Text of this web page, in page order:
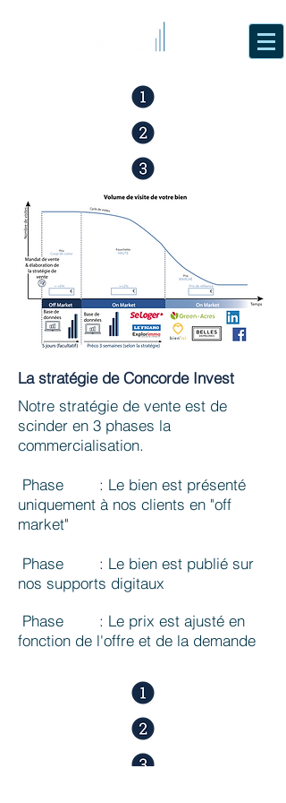
La stratégie de Concorde Invest
Notre stratégie de vente est de
scinder en 3 phases la
commercialisation.
Phase : Le bien est présenté
uniquement à nos clients en "off
market"
Phase : Le bien est publié sur
nos supports digitaux
Phase : Le prix est ajusté en
fonction de l'offre et de la demande